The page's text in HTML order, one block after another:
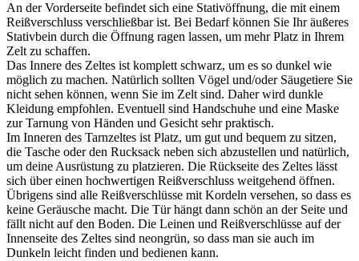
An der Vorderseite befindet sich eine Stativöffnung, die mit einem
Reißverschluss verschließbar ist. Bei Bedarf können Sie Ihr äußeres
Stativbein durch die Öffnung ragen lassen, um mehr Platz in Ihrem
Zelt zu schaffen.
Das Innere des Zeltes ist komplett schwarz, um es so dunkel wie
möglich zu machen. Natürlich sollten Vögel und/oder Säugetiere Sie
nicht sehen können, wenn Sie im Zelt sind. Daher wird dunkle
Kleidung empfohlen. Eventuell sind Handschuhe und eine Maske
zur Tarnung von Händen und Gesicht sehr praktisch.
Im Inneren des Tarnzeltes ist Platz, um gut und bequem zu sitzen,
die Tasche oder den Rucksack neben sich abzustellen und natürlich,
um deine Ausrüstung zu platzieren. Die Rückseite des Zeltes lässt
sich über einen hochwertigen Reißverschluss weitgehend öffnen.
Übrigens sind alle Reißverschlüsse mit Kordeln versehen, so dass es
keine Geräusche macht. Die Tür hängt dann schön an der Seite und
fällt nicht auf den Boden. Die Leinen und Reißverschlüsse auf der
Innenseite des Zeltes sind neongrün, so dass man sie auch im
Dunkeln leicht finden und bedienen kann.